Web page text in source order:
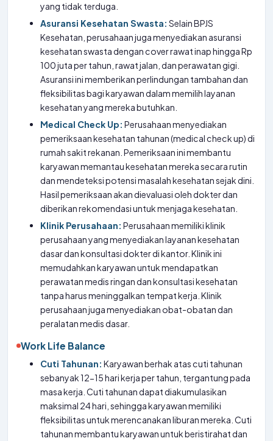
yang tidak terduga.
Asuransi Kesehatan Swasta: Selain BPJS
Kesehatan, perusahaan juga menyediakan asuransi
kesehatan swasta dengan cover rawat inap hingga Rp
100 juta per tahun, rawat jalan, dan perawatan gigi.
Asuransi ini memberikan perlindungan tambahan dan
fleksibilitas bagi karyawan dalam memilih layanan
kesehatan yang mereka butuhkan.
Medical Check Up: Perusahaan menyediakan
pemeriksaan kesehatan tahunan (medical check up) di
rumah sakit rekanan. Pemeriksaan ini membantu
karyawan memantau kesehatan mereka secara rutin
dan mendeteksi potensi masalah kesehatan sejak dini.
Hasil pemeriksaan akan dievaluasi oleh dokter dan
diberikan rekomendasi untuk menjaga kesehatan.
Klinik Perusahaan: Perusahaan memiliki klinik
perusahaan yang menyediakan layanan kesehatan
dasar dan konsultasi dokter di kantor. Klinik ini
memudahkan karyawan untuk mendapatkan
perawatan medis ringan dan konsultasi kesehatan
tanpa harus meninggalkan tempat kerja. Klinik
perusahaan juga menyediakan obat-obatan dan
peralatan medis dasar.
Work Life Balance
Cuti Tahunan: Karyawan berhak atas cuti tahunan
sebanyak 12-15 hari kerja per tahun, tergantung pada
masa kerja. Cuti tahunan dapat diakumulasikan
maksimal 24 hari, sehingga karyawan memiliki
fleksibilitas untuk merencanakan liburan mereka. Cuti
tahunan membantu karyawan untuk beristirahat dan